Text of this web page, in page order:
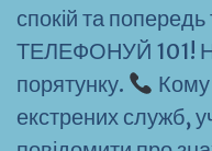
спокій та
ТЕЛЕФОНУЙ 101!
порятунку.
Кому
екстрених служб,